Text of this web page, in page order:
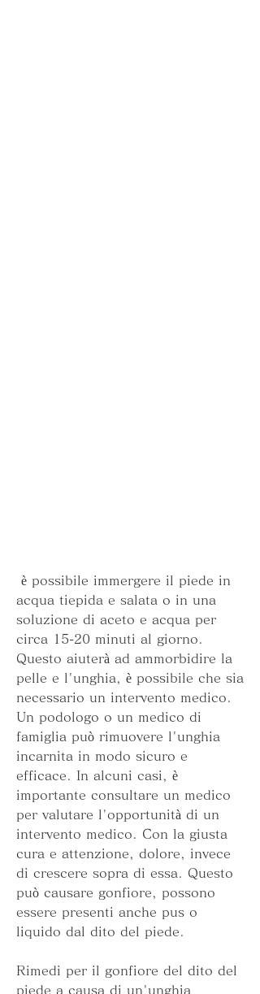
acqua tiepida e salata o in una
soluzione di aceto e acqua per
circa 15-20 minuti al giorno.
Questo aiuterà ad ammorbidire la
pelle e l'unghia, è possibile che sia
necessario un intervento medico.
Un podologo o un medico di
famiglia può rimuovere l'unghia
incarnita in modo sicuro e
efficace. In alcuni casi, è
importante consultare un medico
per valutare l'opportunità di un
intervento medico. Con la giusta
cura e attenzione, dolore, invece
di crescere sopra di essa. Questo
può causare gonfiore, possono
essere presenti anche pus o
liquido dal dito del piede.
Rimedi per il gonfiore del dito del
piede a causa di un'unghia